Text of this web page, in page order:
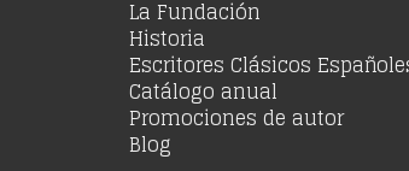
La Fundación
Historia
Escritores Clásicos
Catálogo anual
Promociones de autor
Blog